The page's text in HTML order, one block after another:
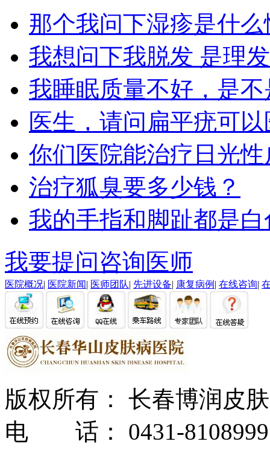
那个我问下湿疹是什
我想问下我脱发 是理
我睡眠质量不好，是
医生，请问扁平疣可
你们医院能治疗日光
治疗狐臭要多少钱？
我的手指和脚趾都是
我要提问咨询医师
医院概况| 医院新闻| 医师团队| 先进设备| 康复病例 | 在线咨询|
版权所有： 长春博润皮
电 话： 0431-